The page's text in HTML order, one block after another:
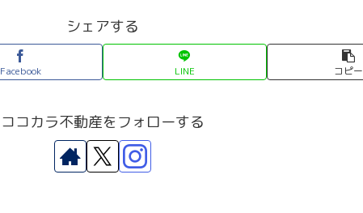
シェアする
Facebook LINE コピー
ココカラ不動産をフォローする